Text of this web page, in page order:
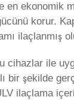
en ekonomik
korur.
cihazlar ile
bir şekilde
ilaçlama